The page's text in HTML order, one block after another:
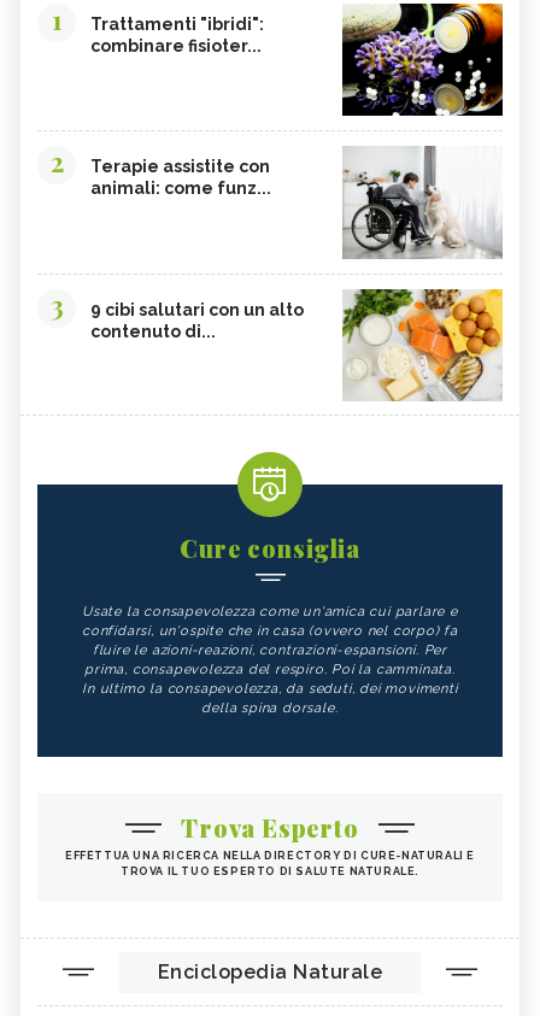
1
Trattamenti "ibridi":
combinare fisioter...
2
Terapie assistite con
animali: come funz...
3
9 cibi salutari con un alto
contenuto di...
Cure consiglia
Usate la consapevolezza come un'amica cui parlare e
confidarsi, un'ospite che in casa (ovvero nel corpo) fa
fluire le azioni-reazioni, contrazioni-espansioni. Per
prima, consapevolezza del respiro. Poi la camminata.
In ultimo la consapevolezza, da seduti, dei movimenti
della spina dorsale.
Trova Esperto
EFFETTUA UNA RICERCA NELLA DIRECTORY DI CURE-NATURALI E
TROVA IL TUO ESPERTO DI SALUTE NATURALE.
Enciclopedia Naturale